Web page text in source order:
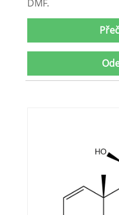
DMF.